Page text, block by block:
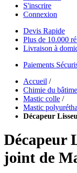
S'inscrire
Connexion
Devis Rapide
Plus de 10.000
Livraison à
Paiements
Accueil /
Chimie du
Mastic colle /
Mastic
Décapeur
Décapeur
joint de